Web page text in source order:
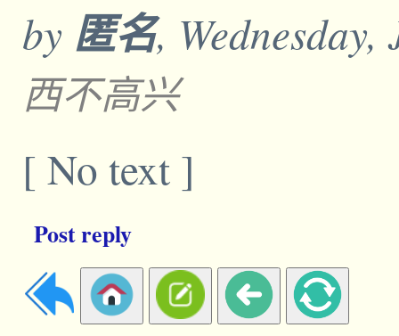
by 匿名,
西不高兴
[ No text ]
Post reply